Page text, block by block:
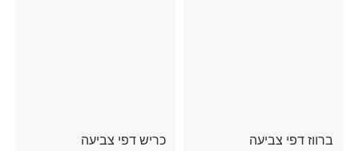
ברווז דפי צביעה כריש דפי צביעה